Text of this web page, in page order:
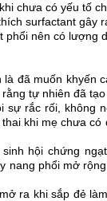
chưa có yếu tố
surfactant gây
phổi nên có lượng
đã muốn khyến
tự nhiên đã
sự rắc rối, không
khi mẹ chưa
hội chứng
nang phổi mở
ra khi sắp đẻ